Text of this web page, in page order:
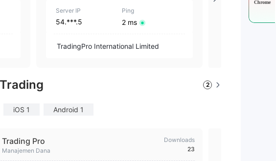
Server IP
54.***.5
Ping
2 ms
TradingPro International Limited
Server IP
103.***.54
cTrader
platform perdagangan online premium untuk Forex
2
iOS 1 Android 1
Trading Pro
Manajemen Dana
Downloads
23
Chrome